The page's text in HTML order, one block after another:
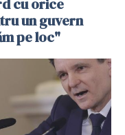
cu orice
un guvern
pe loc"